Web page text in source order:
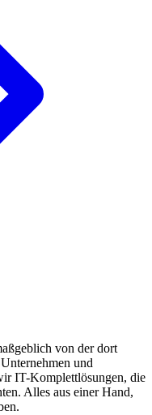
von der dort
und
IT-Komplettlösungen, die
Alles aus einer Hand,